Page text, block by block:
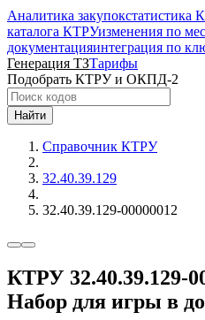
Аналитика закупокстатистика
каталога КТРУизменения по
документацияинтеграция по
Генерация ТЗТарифы
Подобрать КТРУ и ОКПД-2
Найти
Справочник КТРУ
32.40.39.129
32.40.39.129-00000012
КТРУ 32.40.39.129-
Набор для игры в